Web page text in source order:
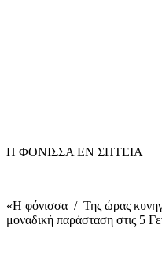
Η ΦΟΝΙΣΣΑ ΕΝ ΣΗΤΕΙΑ
«Η φόνισσα / Της ώρας
μοναδική παράσταση στις 5